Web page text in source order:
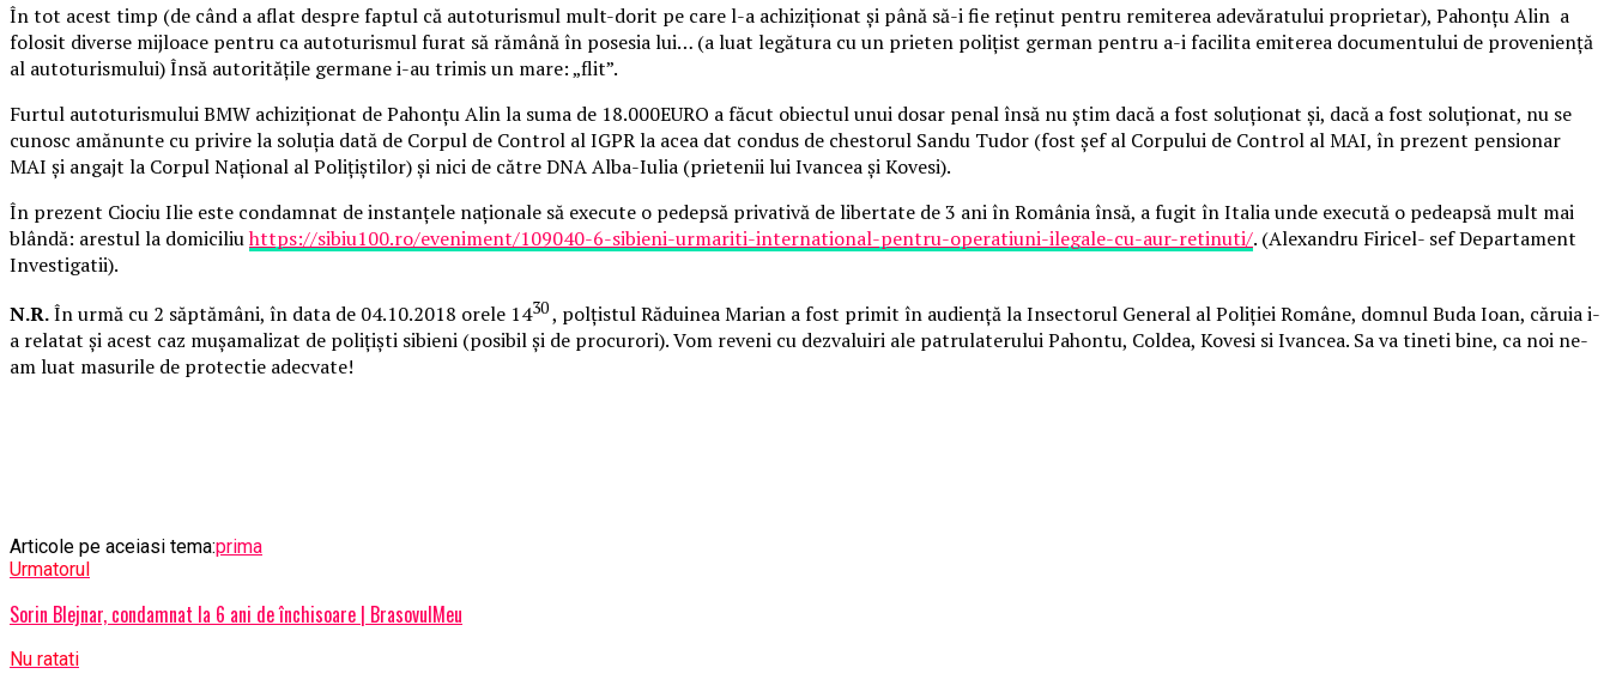
În tot acest timp (de când a aflat despre faptul că autoturismul mult-dorit pe care l-a achiziționat și până să-i fie reținut pentru remiterea adevăratului proprietar), Pahonțu Alin a
folosit diverse mijloace pentru ca autoturismul furat să rămână în posesia lui… (a luat legătura cu un prieten polițist german pentru a-i facilita emiterea documentului de proveniență
al autoturismului) Însă autoritățile germane i-au trimis un mare: „flit”.
Furtul autoturismului BMW achiziționat de Pahonțu Alin la suma de 18.000EURO a făcut obiectul unui dosar penal însă nu știm dacă a fost soluționat și, dacă a fost soluționat, nu se
cunosc amănunte cu privire la soluția dată de Corpul de Control al IGPR la acea dat condus de chestorul Sandu Tudor (fost șef al Corpului de Control al MAI, în prezent pensionar
MAI și angajt la Corpul Național al Polițiștilor) și nici de către DNA Alba-Iulia (prietenii lui Ivancea și Kovesi).
În prezent Ciociu Ilie este condamnat de instanțele naționale să execute o pedepsă privativă de libertate de 3 ani în România însă, a fugit în Italia unde execută o pedeapsă mult mai
blândă: arestul la domiciliuhttps://sibiu100.ro/eveniment/109040-6-sibieni-urmariti-international-pentru-operatiuni-ilegale-cu-aur-retinuti/. (Alexandru Firicel- sef Departament
Investigatii).
N.R.În urmă cu 2 săptămâni, în data de 04.10.2018 orele 1430, polțistul Răduinea Marian a fost primit în audiență la Insectorul General al Poliției Române, domnul Buda Ioan, căruia i-
a relatat și acest caz mușamalizat de polițiști sibieni (posibil și de procurori). Vom reveni cu dezvaluiri ale patrulaterului Pahontu, Coldea, Kovesi si Ivancea. Sa va tineti bine, ca noi ne-
am luat masurile de protectie adecvate!
Articole pe aceiasi tema:prima
Urmatorul
Sorin Blejnar, condamnat la 6 ani de închisoare | BrasovulMeu
Nu ratati